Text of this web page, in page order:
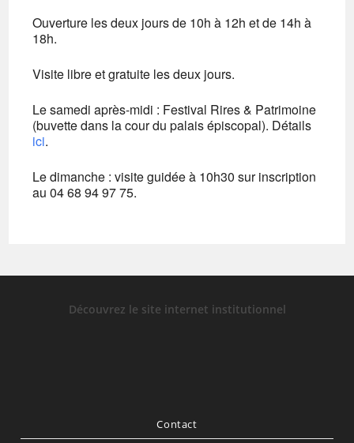
Ouverture les deux jours de 10h à 12h et de 14h à
18h.
Visite libre et gratuite les deux jours.
Le samedi après-midi : Festival Rires & Patrimoine
(buvette dans la cour du palais épiscopal). Détails
ici.
Le dimanche : visite guidée à 10h30 sur inscription
au 04 68 94 97 75.
Découvrez le site internet institutionnel
Contact